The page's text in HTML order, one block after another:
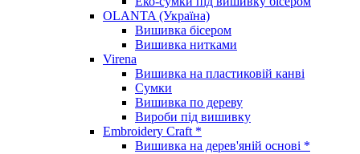
OLANTA (Україна)
Вишивка бісером
Вишивка нитками
Virena
Вишивка на пластиковій канві
Сумки
Вишивка по дереву
Вироби під вишивку
Embroidery Craft *
Вишивка на дерев'яній основі *